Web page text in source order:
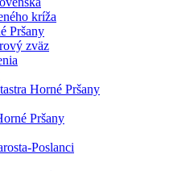
kríža
Pršany
zväz
Horné Pršany
Pršany
Poslanci